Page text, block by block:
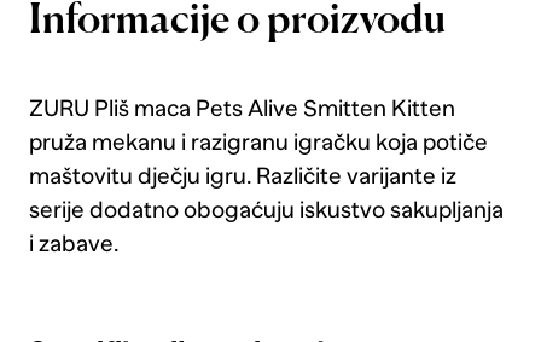
Informacije o proizvodu
ZURU Pliš maca Pets Alive Smitten Kitten
pruža mekanu i razigranu igračku koja potiče
maštovitu dječju igru. Različite varijante iz
serije dodatno obogaćuju iskustvo sakupljanja
i zabave.